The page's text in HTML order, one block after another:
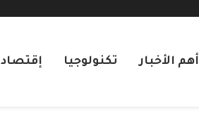
أهم الأخبار تكنولوجيا إقتصاد